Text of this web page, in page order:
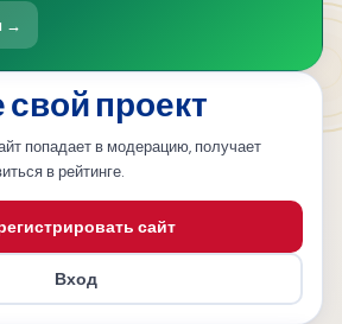
→
проект
попадает в модерацию, получает
в рейтинге.
сайт
Вход